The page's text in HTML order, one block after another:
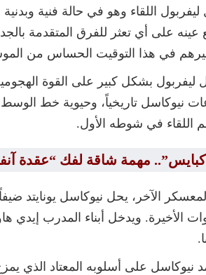
عينه على أي تعثر للفرق المتقدمة
في هذا التوقيت الحساس من
ليفربول بشكل كبير على القوة
نيوكاسل تاريخياً، وحيوية خط
اللقاء في شوطه الأول.
مهمة شاقة لفك “عقدة
الآخر، يحل نيوكاسل يونايتد
نيوكاسل على أسلوبه المعتاد الذي